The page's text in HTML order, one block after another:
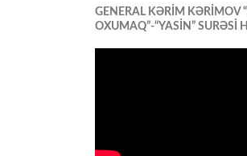
GENERAL KƏRİM KƏRİMOV
OXUMAQ”-“YASİN” SURƏSİ